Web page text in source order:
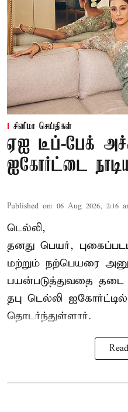
சினிமா செய்திகள்
ஏஐ டீப்-பேக்
ஐகோர்ட்டை
Published on: 06 Aug 2026, 2:16
டெல்லி,
தனது பெயர்,
மற்றும் நற்பெயரை
பயன்படுத்துவதை
தபு டெல்லி
தொடர்ந்துள்ளார்.